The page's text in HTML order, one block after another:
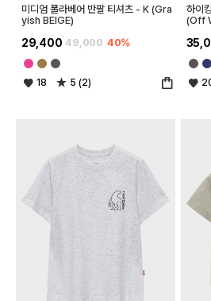
미디엄 폴라베어 반팔 티셔츠 - K (Gra
yish BEIGE)
29,400 49,000 40%
18 5 (2)
하이
(Off